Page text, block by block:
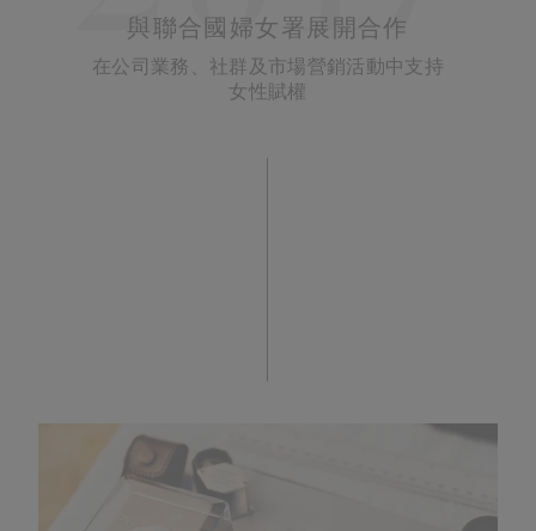
與聯合國婦女署展開合作
在公司業務、社群及市場營銷活動中支持
女性賦權